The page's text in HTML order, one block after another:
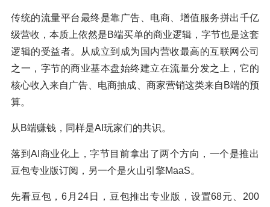
传统的流量平台最终是靠广告、电商、增值服务拼出千亿
级营收，本质上依然是B端买单的商业逻辑，字节也是这套
逻辑的受益者。从成立到成为国内营收最高的互联网公司
之一，字节的商业基本盘始终建立在流量分发之上，它的
核心收入来自广告、电商抽成、商家营销这类来自B端的预
算。
从B端赚钱，同样是AI玩家们的共识。
落到AI商业化上，字节目前拿出了两个方向，一个是推出
豆包专业版订阅，另一个是火山引擎MaaS。
先看豆包，6月24日，豆包推出专业版，设置68元、200